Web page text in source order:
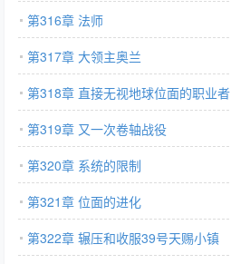
第316章 法师
第317章 大领主奥兰
第318章 直接无视地球位面的职业者
第319章 又一次卷轴战役
第320章 系统的限制
第321章 位面的进化
第322章 辗压和收服39号天赐小镇